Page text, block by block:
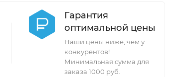
Гарантия
оптимальной цены
Наши цены ниже, чем у
конкурентов!
Минимальная сумма для
заказа 1000 руб.